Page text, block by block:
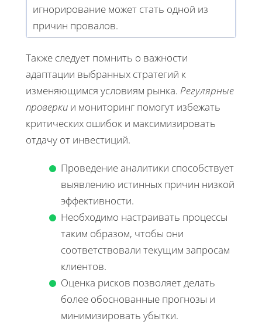
игнорирование может стать одной из
причин провалов.
Также следует помнить о важности
адаптации выбранных стратегий к
изменяющимся условиям рынка. Регулярные
проверки и мониторинг помогут избежать
критических ошибок и максимизировать
отдачу от инвестиций.
Проведение аналитики способствует
выявлению истинных причин низкой
эффективности.
Необходимо настраивать процессы
таким образом, чтобы они
соответствовали текущим запросам
клиентов.
Оценка рисков позволяет делать
более обоснованные прогнозы и
минимизировать убытки.